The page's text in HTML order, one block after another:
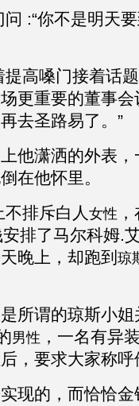
:“你不是明天
高嗓门接着话
更重要的董事
去圣路易了。”
他潇洒的外表
在他怀里。
排斥白人 女性
排了马尔科姆.
晚上，却跑到 琼
所谓的琼斯小
男性 ，一名有异
，要求大家称
现的，而恰恰金